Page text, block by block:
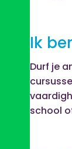
Ik
Durf je
school